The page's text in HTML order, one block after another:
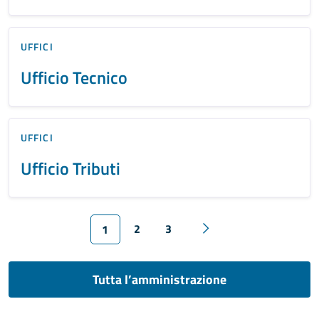
UFFICI
Ufficio Tecnico
UFFICI
Ufficio Tributi
1 2 3
Tutta l’amministrazione